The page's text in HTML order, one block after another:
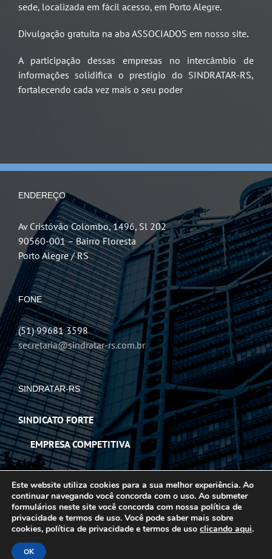
sede, localizada em fácil acesso, em Porto Alegre.
Divulgação gratuita na aba ASSOCIADOS em nosso site.
A participação dessas empresas no intercâmbio de
informações solidifica o prestígio do SINDRATAR-RS,
fortalecendo cada vez mais o seu poder
ENDEREÇO
Av Cristóvão Colombo, 1496, Sl 202
90560-001 – Bairro Floresta
Porto Alegre / RS
FONE
(51) 99681 3598
secretaria@sindratar-rs.com.br
SINDRATAR-RS
SINDICATO FORTE
EMPRESA COMPETITIVA
© 2022 SINDRATAR-RS | Todos os direitos reservados | Política de
Privacidade|Termos de Uso|
Este website utiliza cookies para a sua melhor experiência. Ao
continuar navegando você concorda com o uso. Ao submeter
formulários neste site você concorda com nossa política de
privacidade e termos de uso. Você pode saber mais sobre
cookies, política de privacidade e termos de uso clicando aqui.
OK